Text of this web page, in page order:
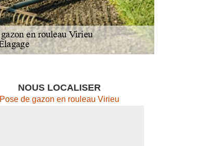
NOUS LOCALISER
Pose de gazon en rouleau Virieu